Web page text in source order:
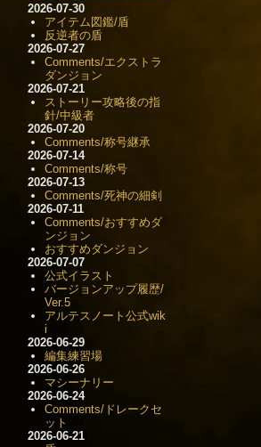
2026-07-30
アイテム図鑑/盾
反逆者の盾
2026-07-27
Comments/エクストラ
ダンジョン
2026-07-21
ストーリー攻略後の指
針/中級者
2026-07-20
Comments/称号継承
2026-07-14
Comments/称号
2026-07-13
Comments/死神の細剣
2026-07-11
Comments/おすすめダ
ンジョン
おすすめダンジョン
2026-07-07
公式イラスト
バージョンアップ履歴/
Ver.5
アルテスノート公式wik
i
2026-06-29
編集練習場
2026-06-26
マシーナリー
2026-06-24
Comments/ドレークセ
ット
2026-06-21